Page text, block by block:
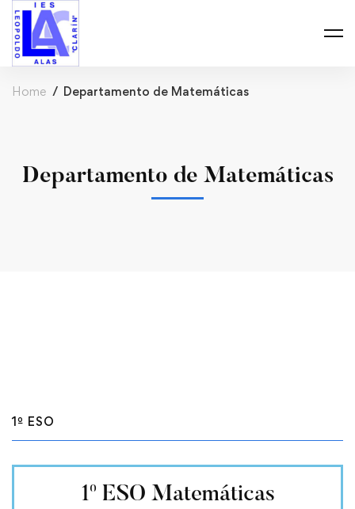
Home Departamento de Matemáticas
Departamento de Matemáticas
1º ESO
1º ESO Matemáticas